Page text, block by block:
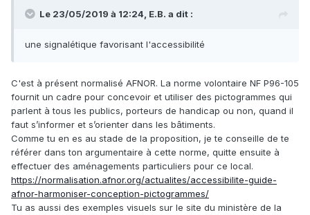
Le 23/05/2019 à 12:24, E.B. a dit :
une signalétique favorisant l'accessibilité
C'est à présent normalisé AFNOR. La norme volontaire NF P96-105
fournit un cadre pour concevoir et utiliser des pictogrammes qui
parlent à tous les publics, porteurs de handicap ou non, quand il
faut s’informer et s’orienter dans les bâtiments.
Comme tu en es au stade de la proposition, je te conseille de te
référer dans ton argumentaire à cette norme, quitte ensuite à
effectuer des aménagements particuliers pour ce local.
https://normalisation.afnor.org/actualites/accessibilite-guide-
afnor-harmoniser-conception-pictogrammes/
Tu as aussi des exemples visuels sur le site du ministère de la